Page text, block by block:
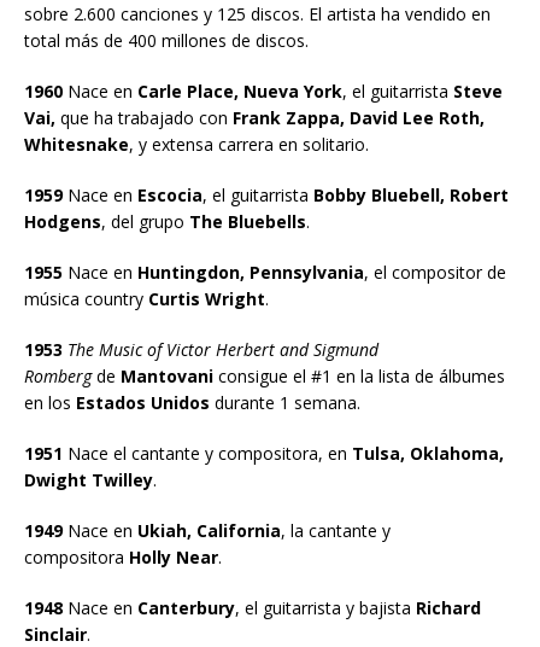
sobre 2.600 canciones y 125 discos. El artista ha vendido en
total más de 400 millones de discos.
1960 Nace en Carle Place, Nueva York, el guitarrista Steve
Vai, que ha trabajado con Frank Zappa, David Lee Roth,
Whitesnake, y extensa carrera en solitario.
1959Nace en Escocia, el guitarrista Bobby Bluebell, Robert
Hodgens, del grupo The Bluebells.
1955 Nace en Huntingdon, Pennsylvania, el compositor de
música country Curtis Wright.
1953 The Music of Victor Herbert and Sigmund
Rombergde Mantovani consigue el #1 en la lista de álbumes
en los Estados Unidos durante 1 semana.
1951 Nace el cantante y compositora, en Tulsa, Oklahoma,
Dwight Twilley.
1949Nace en Ukiah, California, la cantante y
compositora Holly Near.
1948 Nace en Canterbury, el guitarrista y bajista Richard
Sinclair.